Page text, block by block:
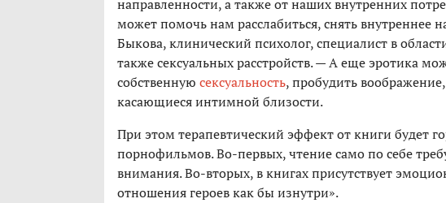
направленности, а также от наших внутренних
может помочь нам расслабиться, снять внутреннее
Быкова, клинический психолог, специалист в
также сексуальных расстройств. — А еще эротика
собственную сексуальность, пробудить
касающиеся интимной близости.
При этом терапевтический эффект от книги будет
порнофильмов. Во-первых, чтение само по себе
внимания. Во-вторых, в книгах присутствует
отношения героев как бы изнутри».